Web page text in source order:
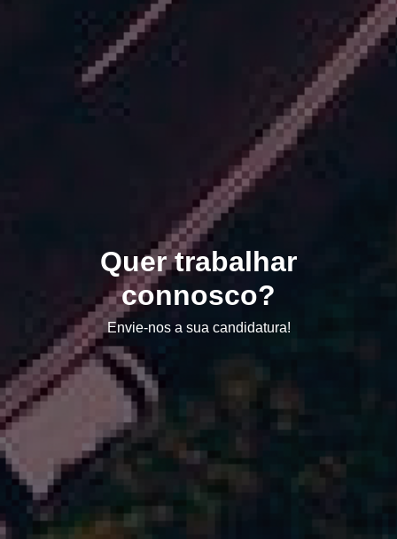
Quer trabalhar
connosco?
Envie-nos a sua candidatura!